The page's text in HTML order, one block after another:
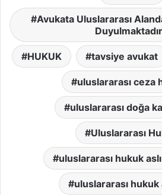
Avukata Uluslararası
HUKUK tavsiye avukat
uluslararası ceza
uluslararası doğa
Uluslararası
uluslararası hukuk
uluslararası hukuk